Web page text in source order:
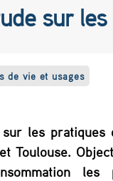
sur
de vie et usages
sur les
Toulouse.